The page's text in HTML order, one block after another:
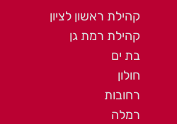
קהילת ראשון לציון
קהילת רמת גן
בת ים
חולון
רחובות
רמלה